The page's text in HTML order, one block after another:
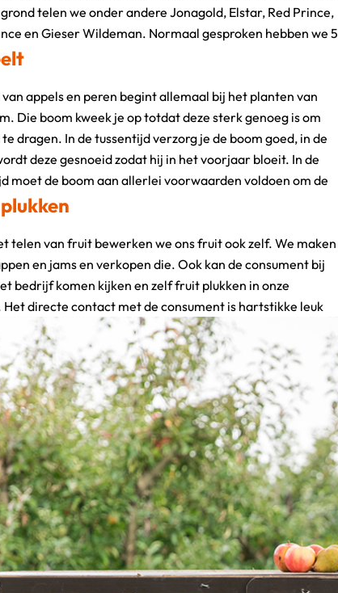
telen we onder andere Jonagold, Elstar, Red Prince,
en Gieser Wildeman. Normaal gesproken hebben we 5
appels en peren begint allemaal bij het planten van
Die boom kweek je op totdat deze sterk genoeg is om
dragen. In de tussentijd verzorg je de boom goed, in de
deze gesnoeid zodat hij in het voorjaar bloeit. In de
moet de boom aan allerlei voorwaarden voldoen om de
te groeien. In de zomer groeien de vruchten en
de verkeerde vruchten ertussenuit. In het najaar worden
en gaan ze mee voor directe consumptie of worden ze
telen van fruit bewerken we ons fruit ook zelf. We maken
en jams en verkopen die. Ook kan de consument bij
bedrijf komen kijken en zelf fruit plukken in onze
Het directe contact met de consument is hartstikke leuk
ervoor dat we ook meteen feedback krijgen op onze
Ook is het heel leuk om te laten zien hoe het eraan